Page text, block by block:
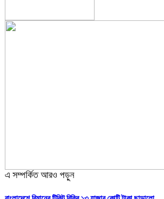
এ সম্পর্কিত আরও পড়ুন